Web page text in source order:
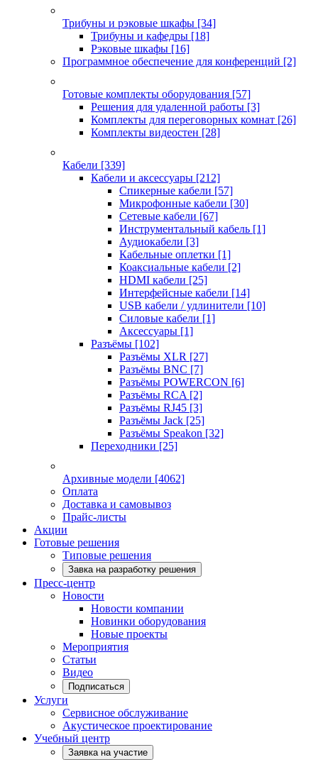
Трибуны и рэковые шкафы [34]
Трибуны и кафедры [18]
Рэковые шкафы [16]
Программное обеспечение для конференций [2]
Готовые комплекты оборудования [57]
Решения для удаленной работы [3]
Комплекты для переговорных комнат [26]
Комплекты видеостен [28]
Кабели [339]
Кабели и аксессуары [212]
Спикерные кабели [57]
Микрофонные кабели [30]
Сетевые кабели [67]
Инструментальный кабель [1]
Аудиокабели [3]
Кабельные оплетки [1]
Коаксиальные кабели [2]
HDMI кабели [25]
Интерфейсные кабели [14]
USB кабели / удлинители [10]
Силовые кабели [1]
Аксессуары [1]
Разъёмы [102]
Разъёмы XLR [27]
Разъёмы BNC [7]
Разъёмы POWERCON [6]
Разъёмы RCA [2]
Разъёмы RJ45 [3]
Разъёмы Jack [25]
Разъёмы Speakon [32]
Переходники [25]
Архивные модели [4062]
Оплата
Доставка и самовывоз
Прайс-листы
Акции
Готовые решения
Типовые решения
Завка на разработку решения
Пресс-центр
Новости
Новости компании
Новинки оборудования
Новые проекты
Мероприятия
Статьи
Видео
Подписаться
Услуги
Сервисное обслуживание
Акустическое проектирование
Учебный центр
Заявка на участие